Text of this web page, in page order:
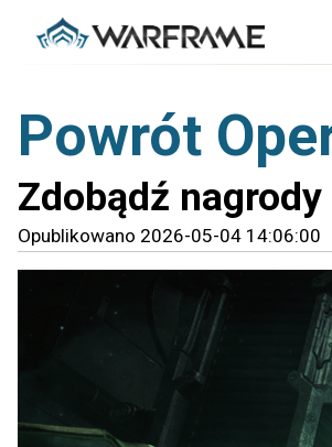
Powrót
Zdobądź
Opublikowano 2026-05-04 14:06:00